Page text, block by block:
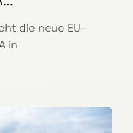
die neue EU-
in